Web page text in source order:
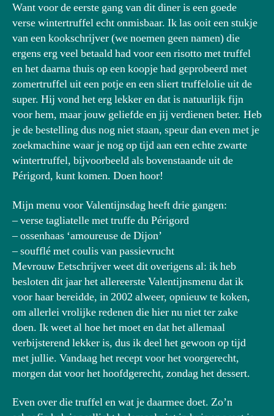
Want voor de eerste gang van dit diner is een goede
verse wintertruffel echt onmisbaar. Ik las ooit een stukje
van een kookschrijver (we noemen geen namen) die
ergens erg veel betaald had voor een risotto met truffel
en het daarna thuis op een koopje had geprobeerd met
zomertruffel uit een potje en een sliert truffelolie uit de
super. Hij vond het erg lekker en dat is natuurlijk fijn
voor hem, maar jouw geliefde en jij verdienen beter. Heb
je de bestelling dus nog niet staan, speur dan even met je
zoekmachine waar je nog op tijd aan een echte zwarte
wintertruffel, bijvoorbeeld als bovenstaande uit de
Périgord, kunt komen. Doen hoor!
Mijn menu voor Valentijnsdag heeft drie gangen:
– verse tagliatelle met truffe du Périgord
– ossenhaas ‘amoureuse de Dijon’
– soufflé met coulis van passievrucht
Mevrouw Eetschrijver weet dit overigens al: ik heb
besloten dit jaar het allereerste Valentijnsmenu dat ik
voor haar bereidde, in 2002 alweer, opnieuw te koken,
om allerlei vrolijke redenen die hier nu niet ter zake
doen. Ik weet al hoe het moet en dat het allemaal
verbijsterend lekker is, dus ik deel het gewoon op tijd
met jullie. Vandaag het recept voor het voorgerecht,
morgen dat voor het hoofdgerecht, zondag het dessert.
Even over die truffel en wat je daarmee doet. Zo’n